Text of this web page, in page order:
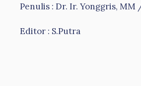
Penulis : Dr. Ir. Yonggris,
Editor : S.Putra